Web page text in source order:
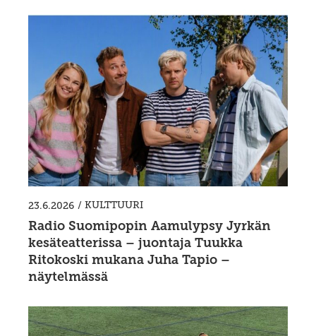
23.6.2026 / KULTTUURI
Radio Suomipopin Aamulypsy Jyrkän
kesäteatterissa – juontaja Tuukka
Ritokoski mukana Juha Tapio –
näytelmässä